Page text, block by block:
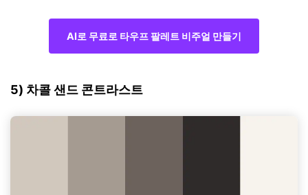
AI로 무료로 타우프 팔레트 비주얼 만들기
5) 차콜 샌드 콘트라스트